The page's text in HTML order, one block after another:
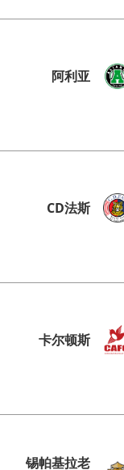
阿利亚
CD法斯
卡尔顿斯
锡帕基拉老